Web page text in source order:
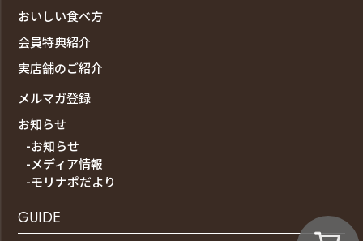
おいしい食べ方
会員特典紹介
実店舗のご紹介
メルマガ登録
お知らせ
-お知らせ
-メディア情報
-モリナポだより
GUIDE